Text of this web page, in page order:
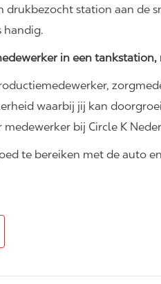
drukbezocht station aan de
handig.
in een
waarbij jij kan
bij Circle K
te bereiken met de auto